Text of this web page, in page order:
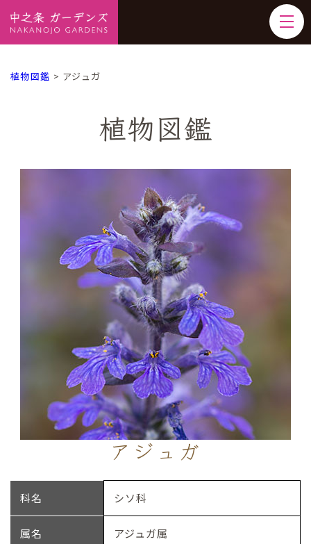
植物図鑑 > アジュガ
植物図鑑
アジュガ
科名 シソ科
属名 アジュガ属